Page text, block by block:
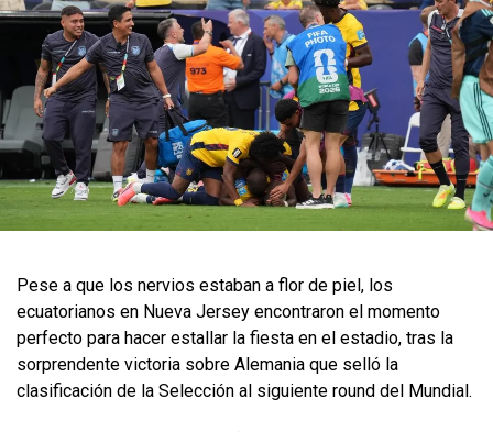
Pese a que los nervios estaban a flor de piel, los
ecuatorianos en Nueva Jersey encontraron el momento
perfecto para hacer estallar la fiesta en el estadio, tras la
sorprendente victoria sobre Alemania que selló la
clasificación de la Selección al siguiente round del Mundial.